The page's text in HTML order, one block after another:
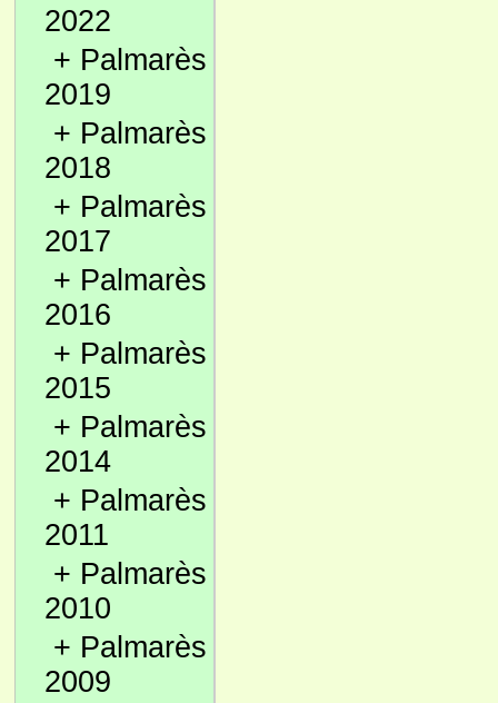
2022
+ Palmarès
2019
+ Palmarès
2018
+ Palmarès
2017
+ Palmarès
2016
+ Palmarès
2015
+ Palmarès
2014
+ Palmarès
2011
+ Palmarès
2010
+ Palmarès
2009